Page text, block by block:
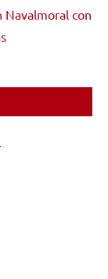
Navalmoral con